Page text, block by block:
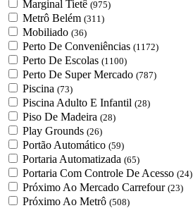
Marginal Tietê (975)
Metrô Belém (311)
Mobiliado (36)
Perto De Conveniências (1172)
Perto De Escolas (1100)
Perto De Super Mercado (787)
Piscina (73)
Piscina Adulto E Infantil (28)
Piso De Madeira (28)
Play Grounds (26)
Portão Automático (59)
Portaria Automatizada (65)
Portaria Com Controle De Acesso (24)
Próximo Ao Mercado Carrefour (23)
Próximo Ao Metrô (508)